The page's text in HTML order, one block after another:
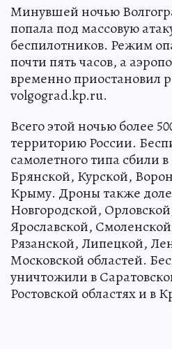
Минувшей ночью
попала под массовую
беспилотников. Режим
почти пять часов, а
временно приостановил
volgograd.kp.ru.
Всего этой ночью более
территорию России.
самолетного типа сбили
Брянской, Курской,
Крыму. Дроны также
Новгородской,
Ярославской,
Рязанской, Липецкой,
Московской областей.
уничтожили в
Ростовской областях и в